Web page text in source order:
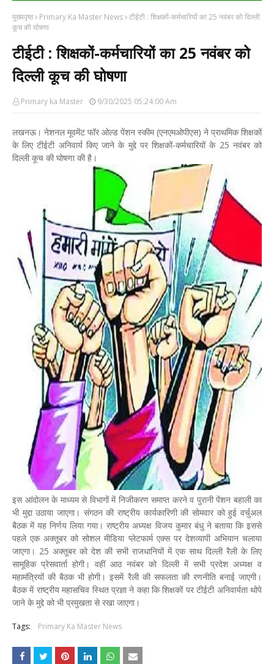
मुख्यपृष्ठ Primary Ka Master News टीईटी : शिक्षकों-कर्मचारियों का 25 नवंबर को दिल्ली
कूच की घोषणा
टीईटी : शिक्षकों-कर्मचारियों का 25 नवंबर को
दिल्ली कूच की घोषणा
Primary ka Master 9/30/2025 05:24:00 Am
लखनऊ। नेशनल मूवमेंट फॉर ओल्ड पेंशन स्कीम (एनएमओपीएस) ने प्राथमिक शिक्षकों
के लिए टीईटी अनिवार्य किए जाने के मुद्दे पर शिक्षकों-कर्मचारियों के 25 नवंबर को
दिल्ली कूच की घोषणा की है।
इस आंदोलन के माध्यम से विभागों में निजीकरण समाप्त करने व पुरानी पेंशन बहाली का
भी मुद्दा उठाया जाएगा। संगठन की राष्ट्रीय कार्यकारिणी की सोमवार को हुई वर्चुअल
बैठक में यह निर्णय लिया गया। राष्ट्रीय अध्यक्ष विजय कुमार बंधु ने बताया कि इससे
पहले एक अक्तूबर को सोशल मीडिया प्लेटफार्म एक्स पर देशव्यापी अभियान चलाया
जाएगा। 25 अक्तूबर को देश की सभी राजधानियों में एक साथ दिल्ली रैली के लिए
सामूहिक प्रेसवार्ता होगी। वहीं आठ नवंबर को दिल्ली में सभी प्रदेश अध्यक्ष व
महामंत्रियों की बैठक भी होगी। इसमें रैली की सफलता की रणनीति बनाई जाएगी।
बैठक में राष्ट्रीय महासचिव स्थित प्रज्ञा ने कहा कि शिक्षकों पर टीईटी अनिवार्यता थोपे
जाने के मुद्दे को भी प्रमुखता से रखा जाएगा।
Tags: Primary Ka Master News